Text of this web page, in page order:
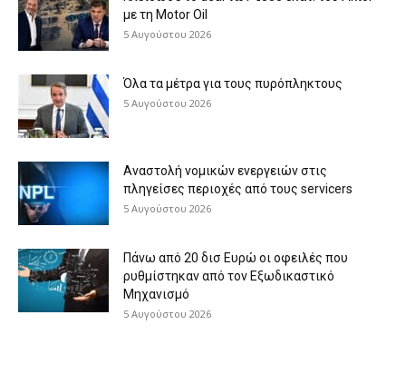
με τη Μotor Oil
5 Αυγούστου 2026
Όλα τα μέτρα για τους πυρόπληκτους
5 Αυγούστου 2026
Αναστολή νομικών ενεργειών στις
πληγείσες περιοχές από τους servicers
5 Αυγούστου 2026
Πάνω από 20 δισ Ευρώ οι οφειλές που
ρυθμίστηκαν από τον Εξωδικαστικό
Μηχανισμό
5 Αυγούστου 2026